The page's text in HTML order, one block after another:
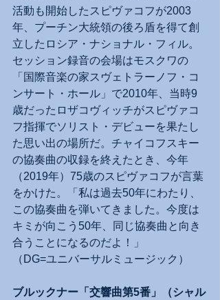
活動も開始したスピヴァコフが2003
年、プーチン大統領の後ろ盾を得て創
立したロシア・ナショナル・フィル。
セッション録音の会場はモスクワの
「国際音楽の家スヴェトラーノフ・コ
ンサート・ホール」で2010年、当時9
歳だったロザコヴィッチがスピヴァコ
フ指揮でソリスト・デビューを果たし
た思い出の場所だ。チャイコフスキー
の協奏曲の収録を終えたとき、今年
（2019年）75歳のスピヴァコフが言葉
をかけた。「私は過去50年にわたり、
この協奏曲を弾いてきました。今度は
キミが向こう50年、同じ協奏曲と向き
合うことになるのだよ！」
（DG=ユニバーサルミュージック）
ブルックナー「交響曲第5番」（シャル